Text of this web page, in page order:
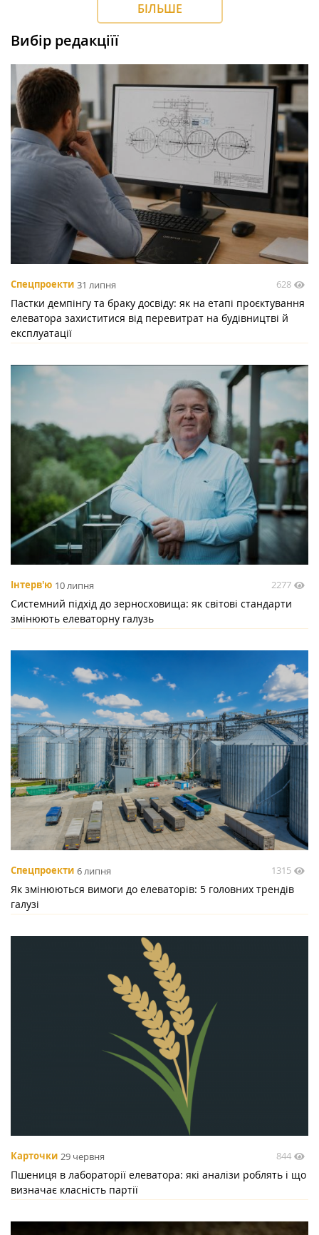
БІЛЬШЕ
Вибір редакціїї
Спецпроекти 31 липня 628
Пастки демпінгу та браку досвіду: як на етапі проєктування
елеватора захиститися від перевитрат на будівництві й
експлуатації
Інтерв'ю 10 липня 2277
Системний підхід до зерносховища: як світові стандарти
змінюють елеваторну галузь
Спецпроекти 6 липня 1315
Як змінюються вимоги до елеваторів: 5 головних трендів
галузі
Карточки 29 червня 844
Пшениця в лабораторії елеватора: які аналізи роблять і що
визначає класність партії